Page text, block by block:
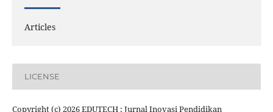
Articles
LICENSE
Copyright (c) 2026 EDUTECH : Jurnal Inovasi Pendidikan